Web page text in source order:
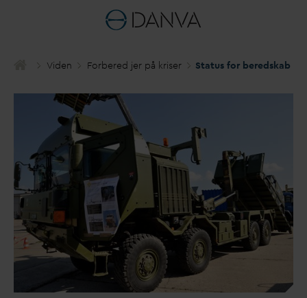
Viden Forbered jer på kriser Status for beredskab